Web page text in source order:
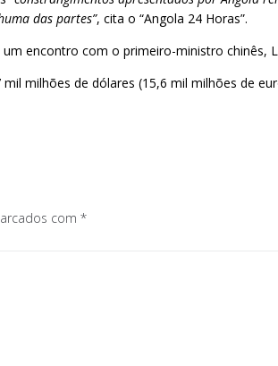
das partes”, cita o “Angola 24 Horas”.
encontro com o primeiro-ministro chinês,
milhões de dólares (15,6 mil milhões de
com *